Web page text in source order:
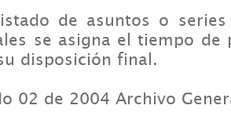
de asuntos o
se asigna el tiempo de
disposición final.
02 de 2004 Archivo